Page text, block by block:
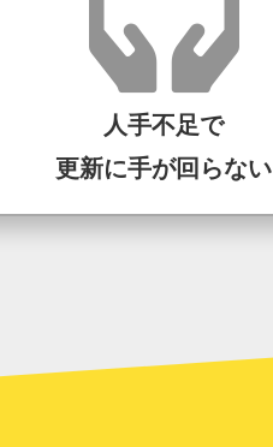
人手不足で
更新に手が回らない